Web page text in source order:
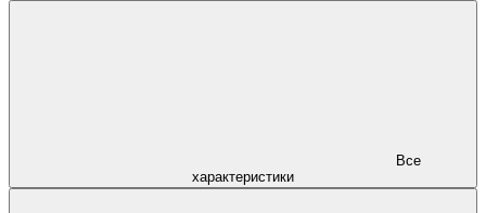
характеристики